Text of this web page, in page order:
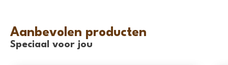
Aanbevolen producten
Speciaal voor jou